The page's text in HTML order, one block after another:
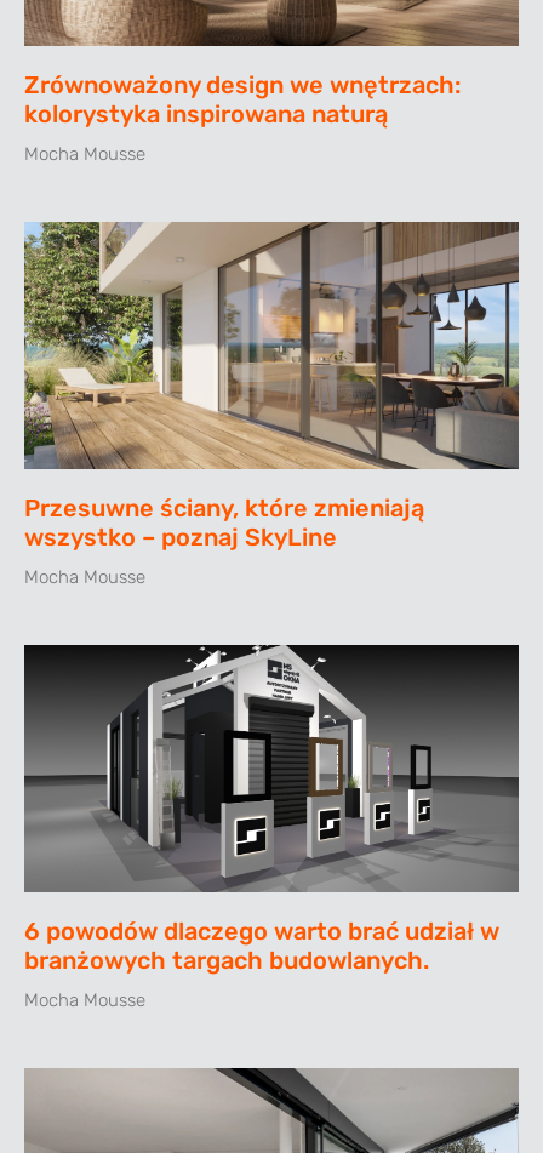
Zrównoważony design we wnętrzach:
kolorystyka inspirowana naturą
Mocha Mousse
Przesuwne ściany, które zmieniają
wszystko – poznaj SkyLine
Mocha Mousse
6 powodów dlaczego warto brać udział w
branżowych targach budowlanych.
Mocha Mousse